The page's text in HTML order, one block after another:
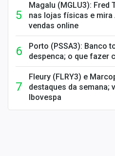
Magalu (MGLU3): Fred
nas lojas físicas e mira
vendas online
Porto (PSSA3): Banco
despenca; o que fazer
Fleury (FLRY3) e
destaques da semana;
Ibovespa